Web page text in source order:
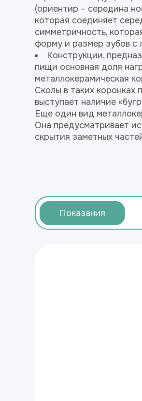
(ориентир – середина
которая соединяет
симметричность,
форму и размер зубов с
Конструкции,
пищи основная доля
металлокерамическая
Сколы в таких коронках
выступает наличие
Еще один вид
Она предусматривает
скрытия заметных
Показания